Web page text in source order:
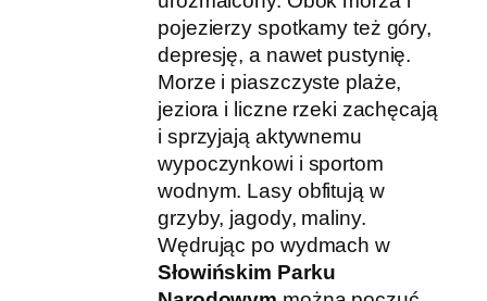
pojezierzy spotkamy też góry,
depresję, a nawet pustynię.
Morze i piaszczyste plaże,
jeziora i liczne rzeki zachęcają
i sprzyjają aktywnemu
wypoczynkowi i sportom
wodnym. Lasy obfitują w
grzyby, jagody, maliny.
Wędrując po wydmach w
Słowińskim Parku